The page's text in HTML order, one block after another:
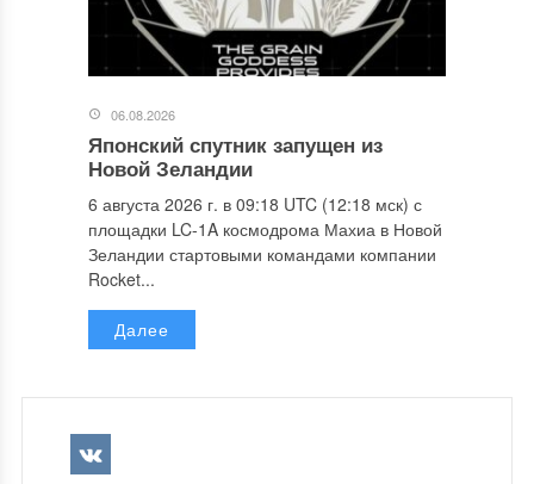
06.08.2026
Японский спутник запущен из
Новой Зеландии
6 августа 2026 г. в 09:18 UTC (12:18 мск) с
площадки LC-1A космодрома Махиа в Новой
Зеландии стартовыми командами компании
Rocket...
Далее